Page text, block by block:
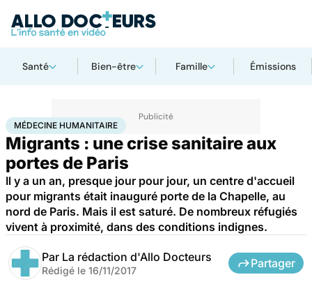
Santé Bien-être Famille Émissions
AccueilSantéMédecine humanitaire
MÉDECINE HUMANITAIRE
Migrants : une crise sanitaire aux
portes de Paris
Il y a un an, presque jour pour jour, un centre d'accueil
pour migrants était inauguré porte de la Chapelle, au
nord de Paris. Mais il est saturé. De nombreux réfugiés
vivent à proximité, dans des conditions indignes.
Par La rédaction d'Allo Docteurs
Rédigé le 16/11/2017
Partager